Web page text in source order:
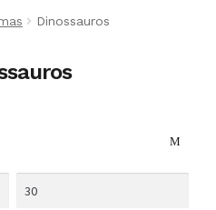
n
Dinossauros